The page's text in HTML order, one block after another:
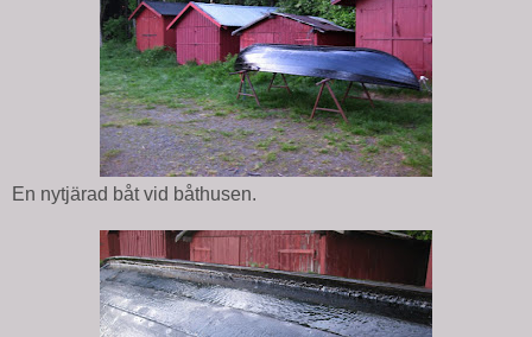
En nytjärad båt vid båthusen.